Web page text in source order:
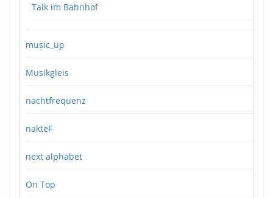
Talk im Bahnhof
music_up
Musikgleis
nachtfrequenz
nakteF
next alphabet
On Top